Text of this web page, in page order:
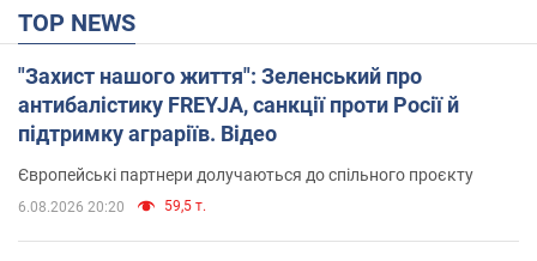
TOP NEWS
"Захист нашого життя": Зеленський про
антибалістику FREYJA, санкції проти Росії й
підтримку аграріїв. Відео
Європейські партнери долучаються до спільного проєкту
6.08.2026 20:20 59,5 т.